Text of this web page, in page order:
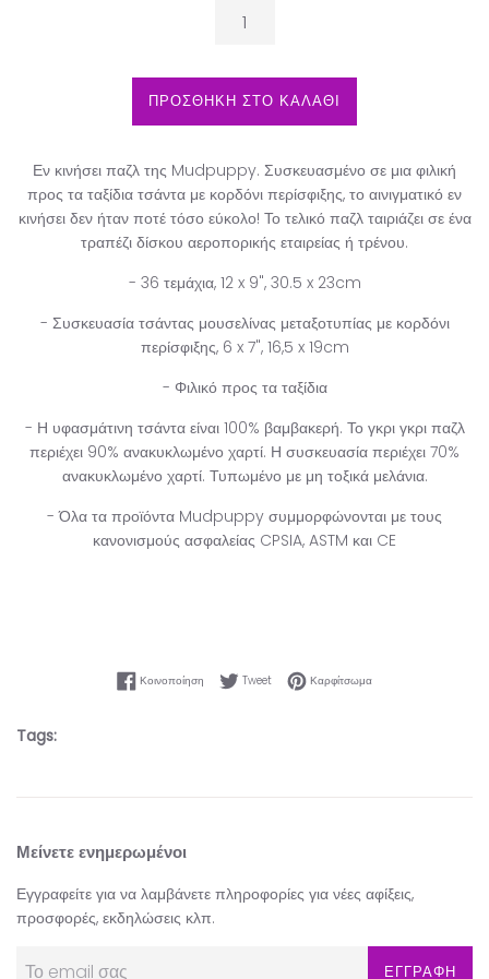
ΠΡΟΣΘΗΚΗ ΣΤΟ ΚΑΛΑΘΙ
Εν κινήσει παζλ της Mudpuppy. Συσκευασμένο σε μια φιλική
προς τα ταξίδια τσάντα με κορδόνι περίσφιξης, το αινιγματικό εν
κινήσει δεν ήταν ποτέ τόσο εύκολο! Το τελικό παζλ ταιριάζει σε ένα
τραπέζι δίσκου αεροπορικής εταιρείας ή τρένου.
- 36 τεμάχια, 12 x 9", 30.5 x 23cm
- Συσκευασία τσάντας μουσελίνας μεταξοτυπίας με κορδόνι
περίσφιξης, 6 x 7", 16,5 x 19cm
- Φιλικό προς τα ταξίδια
- Η υφασμάτινη τσάντα είναι 100% βαμβακερή. Το γκρι γκρι παζλ
περιέχει 90% ανακυκλωμένο χαρτί. Η συσκευασία περιέχει 70%
ανακυκλωμένο χαρτί. Τυπωμένο με μη τοξικά μελάνια.
- Όλα τα προϊόντα Mudpuppy συμμορφώνονται με τους
κανονισμούς ασφαλείας CPSIA, ASTM και CE
Κοινοποίηση Κοινοποίηση στο Facebook
TweetTweet στο Twitter
ΚαρφίτσωμαΚαρφίτσωμα στο
Tags:
Μείνετε ενημερωμένοι
Εγγραφείτε για να λαμβάνετε πληροφορίες για νέες αφίξεις,
προσφορές, εκδηλώσεις κλπ.
ΕΓΓΡΑΦΗ